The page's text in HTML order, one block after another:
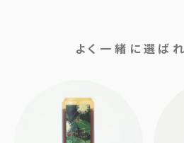
よく一緒に選ば